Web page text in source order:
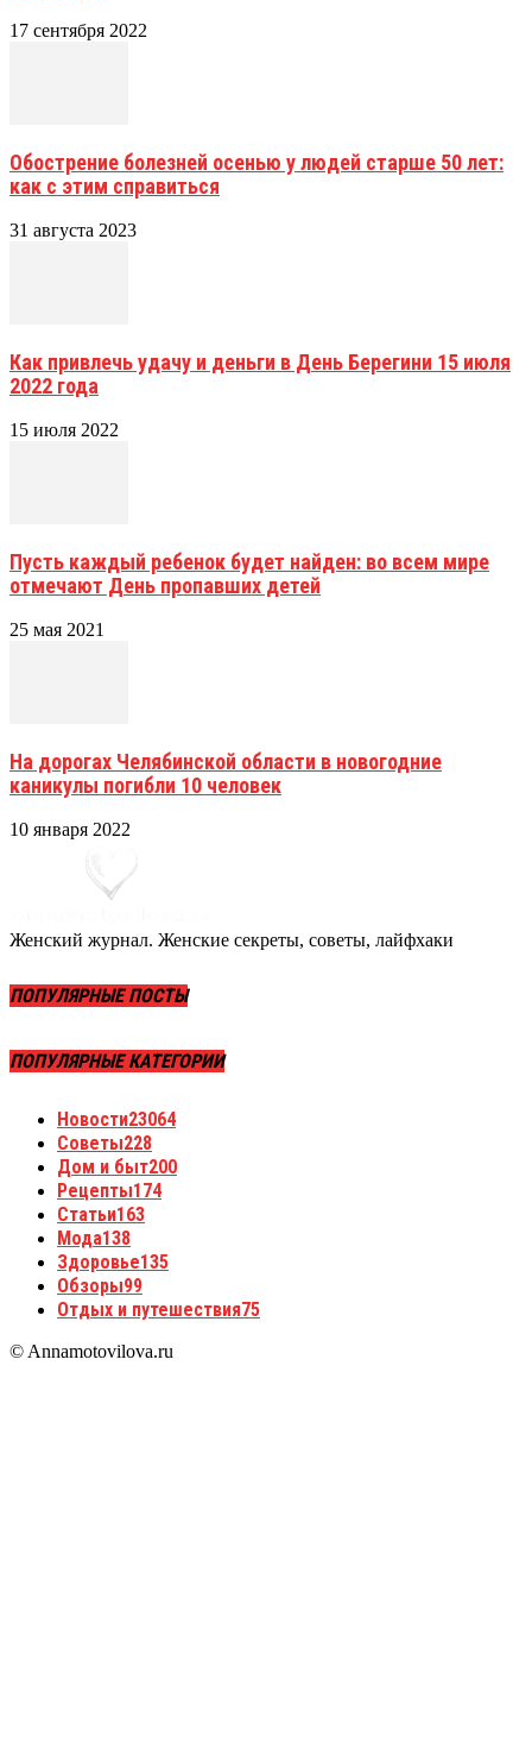
17 сентября 2022
Обострение болезней осенью у людей старше 50 лет:
как с этим справиться
31 августа 2023
Как привлечь удачу и деньги в День Берегини 15 июля
2022 года
15 июля 2022
Пусть каждый ребенок будет найден: во всем мире
отмечают День пропавших детей
25 мая 2021
На дорогах Челябинской области в новогодние
каникулы погибли 10 человек
10 января 2022
Женский журнал. Женские секреты, советы, лайфхаки
ПОПУЛЯРНЫЕ ПОСТЫ
ПОПУЛЯРНЫЕ КАТЕГОРИИ
Новости23064
Советы228
Дом и быт200
Рецепты174
Статьи163
Мода138
Здоровье135
Обзоры99
Отдых и путешествия75
© Annamotovilova.ru